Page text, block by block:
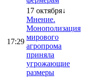
17:29
17 октября↓
Мнение.
Монополизация
мирового
агропрома
приняла
угрожающие
размеры